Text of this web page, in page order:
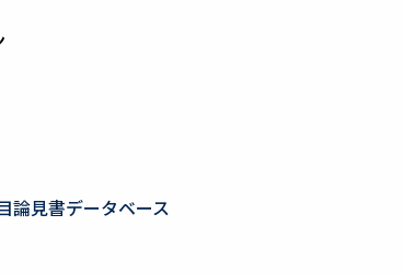
論見書データベース